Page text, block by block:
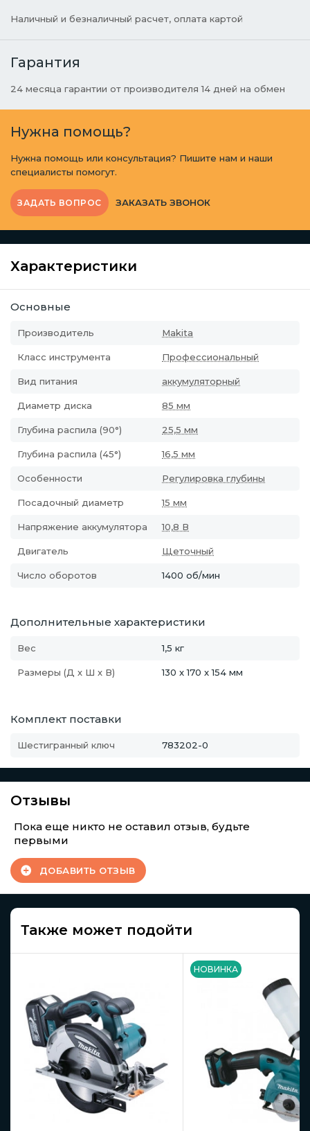
Наличный и безналичный расчет, оплата картой
Гарантия
24 месяца гарантии от производителя 14 дней на обмен
Нужна помощь?
Нужна помощь или консультация? Пишите нам и наши
специалисты помогут.
ЗАДАТЬ ВОПРОС ЗАКАЗАТЬ ЗВОНОК
Характеристики
Основные
Производитель Makita
Класс инструмента Профессиональный
Вид питания аккумуляторный
Диаметр диска 85 мм
Глубина распила (90°) 25,5 мм
Глубина распила (45°) 16,5 мм
Особенности Регулировка глубины
Посадочный диаметр 15 мм
Напряжение аккумулятора 10,8 В
Двигатель Щеточный
Число оборотов 1400 об/мин
Дополнительные характеристики
Вес 1,5 кг
Размеры (Д х Ш х В) 130 x 170 x 154 мм
Комплект поставки
Шестигранный ключ 783202-0
Отзывы
Пока еще никто не оставил отзыв, будьте
первыми
ДОБАВИТЬ ОТЗЫВ
Также может подойти
НОВИНКА